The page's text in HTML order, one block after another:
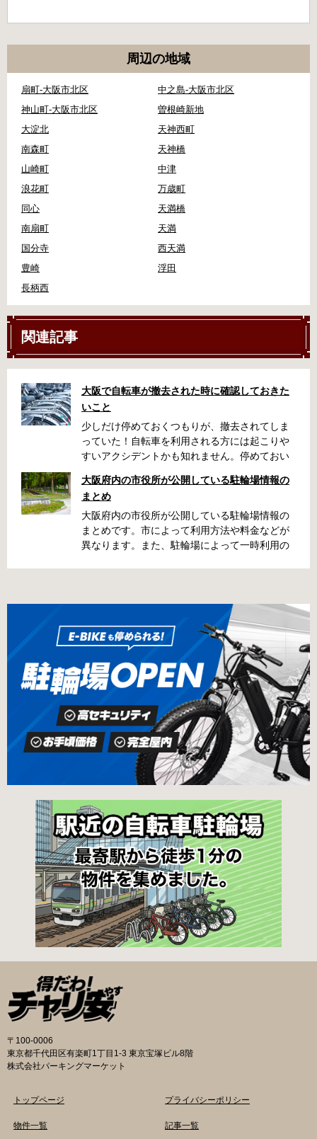
周辺の地域
扇町-大阪市北区
中之島-大阪市北区
神山町-大阪市北区
曽根崎新地
大淀北
天神西町
南森町
天神橋
山崎町
中津
浪花町
万歳町
同心
天満橋
南扇町
天満
国分寺
西天満
豊崎
浮田
長柄西
関連記事
大阪で自転車が撤去された時に確認しておきた
いこと
少しだけ停めておくつもりが、撤去されてしま
っていた！自転車を利用される方には起こりや
すいアクシデントかも知れません。停めておい
い、なんてことになってしまうかも知れませ
ん。そんな時に役立つ情報をまとめました。事
前に確認しておきましょう。 守口市で撤去され
た場合 放置自転車大日保管所 住所 守口市大日
町4丁目281の3番地 電話 06-6902-2340（業務
還料 2,500円 自転車の鍵 身分証明証 守口市HP
はこちら 堺市で撤去された場合 三国ヶ丘自転車
保管返還所 住所 堺区向陵東町1丁12-15 電話 三
国ヶ丘自転車保管返還所 最寄駅 南海高野線百舌
鳥八幡駅東出口 徒歩5分 返還の際に必要な書
類 返還料 1,500円 自転車の鍵 身分証明証 印鑑
堺市HPはこちら 吹田市で撤去された場合 片山
保管所 住所 吹田市片山町1丁目22番 電話 06-
6872-6136 最寄駅 JR線吹田駅北口 徒歩5分 返
還の際に必要な書類 返還料 3,000円 自転車の鍵
身分証明証
大阪府内の市役所が公開している駐輪場情報の
まとめ
大阪府内の市役所が公開している駐輪場情報の
まとめです。市によって利用方法や料金などが
異なります。また、駐輪場によって一時利用の
自転車駐輪場 利用方法 利用登録申請書の提出
利用登録申請書を窓口に提出ではなく、Web上
での利用登録になります。 利用料金 登録手数料
不要です。 定期利用料金 西三荘駅駐輪センター
屋根あり 一般：2,100円／月 屋根あり 障害者：
1,000円／月 土居駅東自転車駐車場 屋根あり 一
般：2,000円／月 屋根あり 学生：1,800円／月
屋根あり 障害者：1,000円／月 各駐輪場で定期
利用料金が異なります。詳細は各駐輪場または
管理会社にお問い合わせください。 一時利用料
金 1日1回につき150円で利用することができま
す。 守口市HPはこちら 堺市の自転車駐輪場 利
用方法 利用登録申請書の提出 申請手続きは各自
転車駐輪場の管理事務所で行ってください。 利
用料金 登録手数料 不要です。 定期利用料金 立
体：地階・1階・2階 一般：2,090円／月 学生：
1,670円／月 減免：1,040円／月 立体：上記以
外 一般：1,570円／月 学生：1,250円／月 減
免：780円／月 平面：屋根あり 一般：1,880円
／月 学生：1,470円／月 減免：940円／月 平
面：屋根なし 一般：1,570円／月 学生：1,250
円／月 減免：780円／月 一時利用料金 1日110
円で利用することができます。 堺市HPはこちら
吹田市の自転車駐輪場 利用方法 利用登録申請書
の提出
〒100-0006
東京都千代田区有楽町1丁目1-3 東京宝塚ビル8階
株式会社パーキングマーケット
トップページ
物件一覧
プライバシーポリシー
記事一覧